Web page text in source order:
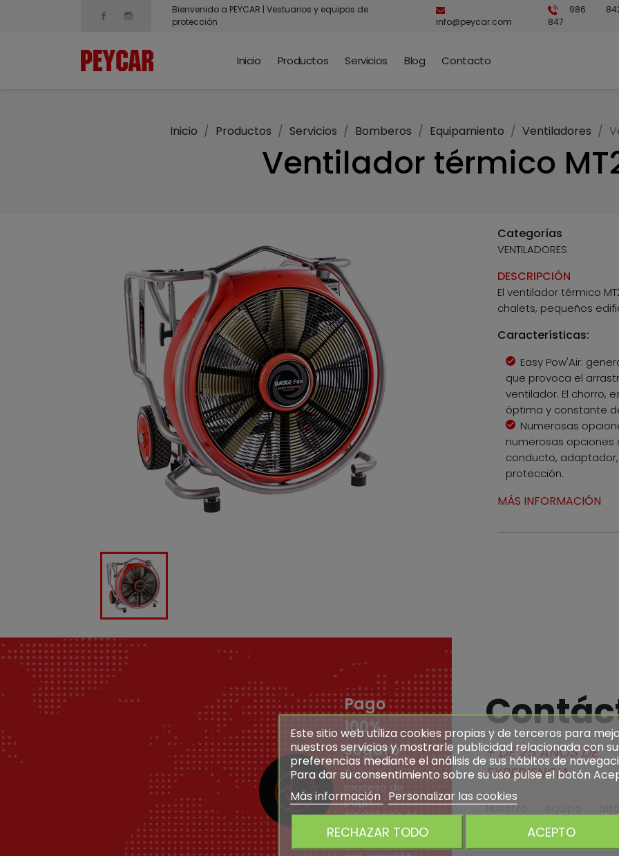
FacebookInstagram
Bienvenido a PEYCAR | Vestuarios y equipos de
protección
info@peycar.com
986
847
Inicio Productos Servicios Blog Contacto
Inicio Productos Servicios Bomberos Equipamiento Ventiladores
Ventilador térmico
Categorías
VENTILADORES
DESCRIPCIÓN
El ventilador térmico
chalets, pequeños
Características:
Easy Pow'Air:
que provoca el
ventilador. El chorro,
óptima y constante
Numerosas
numerosas
conducto,
protección.
MÁS INFORMACIÓN
Pago
100%
seguro
Todo el
proceso de
pago
electrónico se
realiza en
+ DE 25 AÑOS DE
EXPERIENCIA
Nuestro equipo
cualificado le
cualquier duda y en
Este sitio web utiliza cookies propias y de terceros para
nuestros servicios y mostrarle publicidad relacionada con
preferencias mediante el análisis de sus hábitos de
Para dar su consentimiento sobre su uso pulse el botón
Más información Personalizar las cookies
RECHAZAR TODO ACEPTO